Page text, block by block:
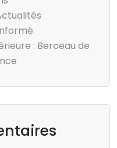
: Berceau de